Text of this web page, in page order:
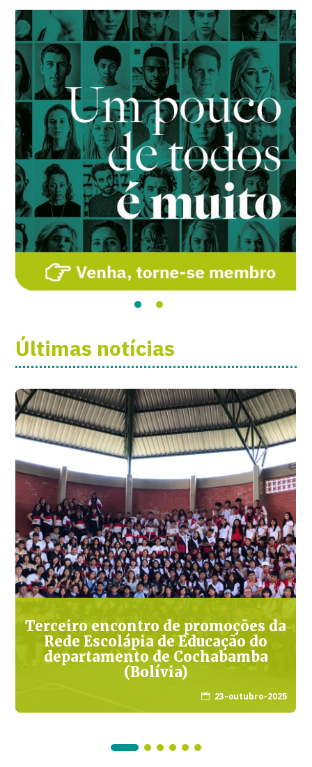
Últimas notícias
Terceiro encontro de promoções da
Rede Escolápia de Educação do
departamento de Cochabamba
(Bolívia)
 23-outubro-2025